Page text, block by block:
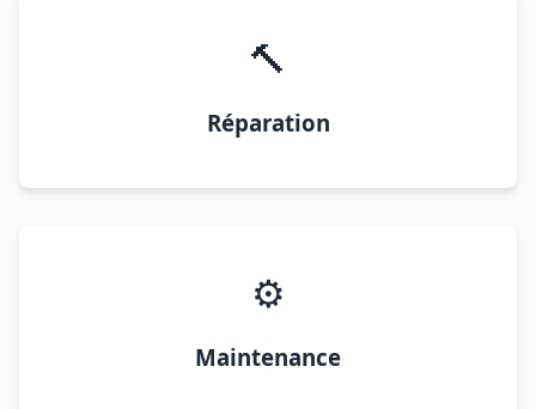
🔨
Réparation
⚙️
Maintenance